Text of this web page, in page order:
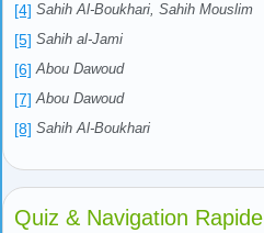
[4] Sahih Al-Boukhari, Sahih Mouslim
[5] Sahih al-Jami
[6] Abou Dawoud
[7] Abou Dawoud
[8] Sahih Al-Boukhari
Quiz & Navigation Rapide